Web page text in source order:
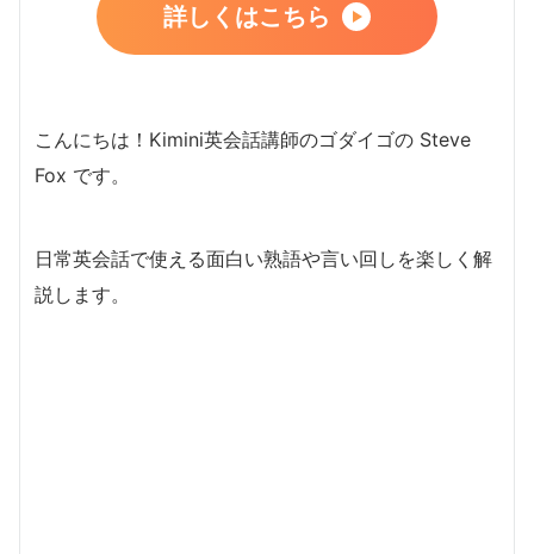
詳しくはこちら
こんにちは！Kimini英会話講師のゴダイゴの Steve
Fox です。
日常英会話で使える面白い熟語や言い回しを楽しく解
説します。